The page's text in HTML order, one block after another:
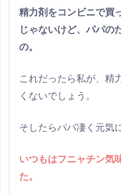
精力剤をコンビニで買
じゃないけど、パパの
の。
これだったら私が、精
くないでしょう。
そしたらパパ凄く元気
いつもはフニャチン気
た。